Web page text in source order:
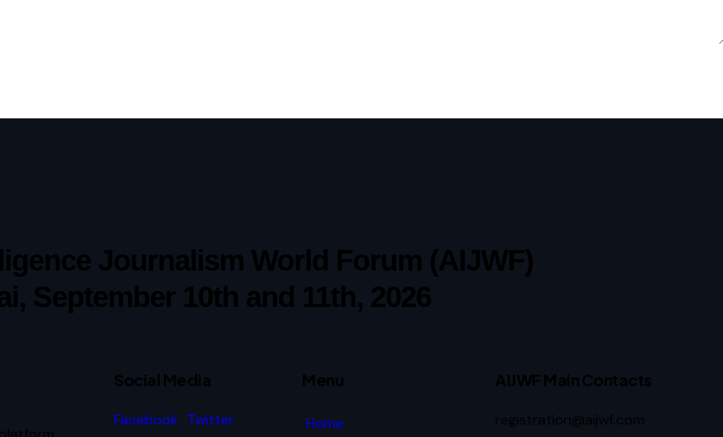
Journalism World Forum (AIJWF)
September 10th and 11th, 2026
Social Media
Facebook Twitter
Menu
Home
AIJWF Main Contacts
registration@aijwf.com